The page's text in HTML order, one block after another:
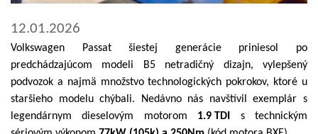
12.01.2026
Volkswagen Passat šiestej generácie priniesol po
predchádzajúcom modeli B5 netradičný dizajn, vylepšený
podvozok a najmä množstvo technologických pokrokov, ktoré u
staršieho modelu chýbali. Nedávno nás navštívil exemplár s
legendárnym dieselovým motorom 1.9 TDI s technickým